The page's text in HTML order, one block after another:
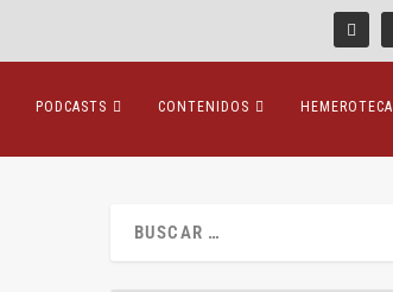
PODCASTS CONTENIDOS HEMEROTECA